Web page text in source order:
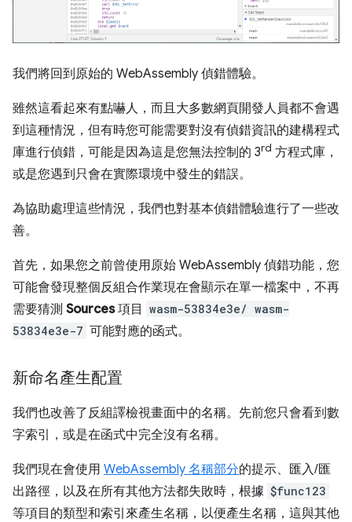
我們將回到原始的 WebAssembly 偵錯體驗。
雖然這看起來有點嚇人，而且大多數網頁開發人員都不會遇
到這種情況，但有時您可能需要對沒有偵錯資訊的建構程式
庫進行偵錯，可能是因為這是您無法控制的 3rd 方程式庫，
或是您遇到只會在實際環境中發生的錯誤。
為協助處理這些情況，我們也對基本偵錯體驗進行了一些改
善。
首先，如果您之前曾使用原始 WebAssembly 偵錯功能，您
可能會發現整個反組合作業現在會顯示在單一檔案中，不再
需要猜測 Sources項目
wasm-53834e3e/ wasm-
53834e3e-7 可能對應的函式。
新命名產生配置
我們也改善了反組譯檢視畫面中的名稱。先前您只會看到數
字索引，或是在函式中完全沒有名稱。
我們現在會使用 WebAssembly 名稱部分的提示、匯入/匯
出路徑，以及在所有其他方法都失敗時，根據 $func123
等項目的類型和索引來產生名稱，以便產生名稱，這與其他